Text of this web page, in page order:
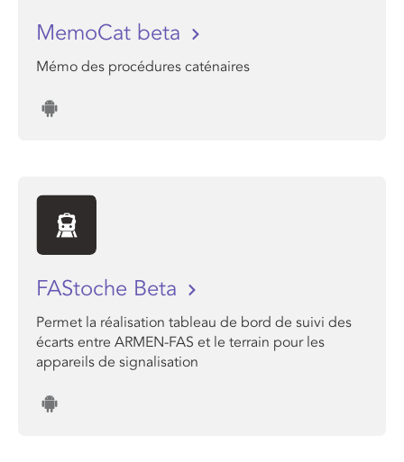
MemoCat beta
Mémo des procédures caténaires
FAStoche Beta
Permet la réalisation tableau de bord de suivi des
écarts entre ARMEN-FAS et le terrain pour les
appareils de signalisation